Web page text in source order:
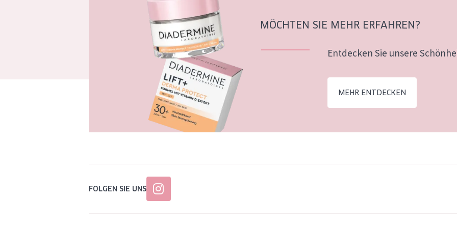
MÖCHTEN SIE MEHR ERFAHREN?
Entdecken Sie unsere
MEHR ENTDECKEN
FOLGEN SIE UNS